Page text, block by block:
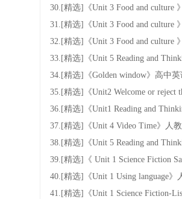
30.[精选]《Unit 3 Food and culture
31.[精选]《Unit 3 Food and culture
32.[精选]《Unit 3 Food and culture
33.[精选]《Unit 5 Reading and
34.[精选]《Golden window》高中
35.[精选]《Unit2 Welcome or reject
36.[精选]《Unit1 Reading and
37.[精选]《Unit 4 Video Time》人
38.[精选]《Unit 5 Reading and
39.[精选]《 Unit 1 Science Fiction
40.[精选]《Unit 1 Using language
41.[精选]《Unit 1 Science Fiction-